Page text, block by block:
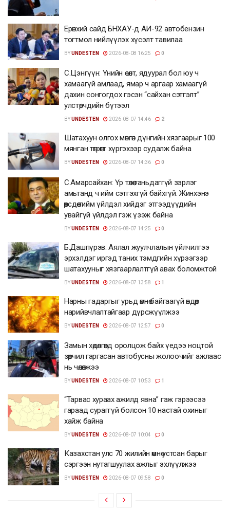
Ерөнхий сайд БНХАУ-д АИ-92 автобензин
тогтмол нийлүүлэх хүсэлт тавилаа
BYUNDESTEN 2026-08-08 16:25 0
С.Цэнгүүн: Үнийн өсөлт, ядуурал бол юу ч
хамаагүй амлаад, ямар ч аргаар хамаагүй
дахин сонгогдох гэсэн “сайхан сэтгэлт”
улстөрчдийн бүтээл
BYUNDESTEN 2026-08-07 14:46 2
Шатахуун олгох мөнгөн дүнгийн хязгаарыг 100
мянган төгрөгт хүргэхээр судалж байна
BYUNDESTEN 2026-08-07 14:36 0
С.Амарсайхан: Үр төлөө таньдаггүй зэрлэг
амьтанд ч ийм сэтгэхгүй байхгүй. Жинхэнэ
өөрсдөө тийм үйлдэл хийдэг этгээдүүдийн
увайгүй үйлдэл гэж үзэж байна
BYUNDESTEN 2026-08-07 14:25 0
Б.Дашпүрэв: Аялал жуулчлалын үйлчилгээ
эрхэлдэг иргэд таних тэмдгийн хүрээгээр
шатахууныг хязгаарлалтгүй авах боломжтой
BYUNDESTEN 2026-08-07 13:58 1
Нарны гадаргыг урьд өмнө байгаагүй өндөр
нарийвчлалтайгаар дүрсжүүлжээ
BYUNDESTEN 2026-08-07 12:57 0
Замын хөдөлгөөнд оролцож байх үедээ ноцтой
зөрчил гаргасан автобусны жолоочийг ажлаас
нь чөлөөлжээ
BYUNDESTEN 2026-08-07 10:53 1
“Тарвас хураах ажилд явна” гэж гэрээсээ
гараад сураггүй болсон 10 настай охиныг
хайж байна
BYUNDESTEN 2026-08-07 10:04 0
Казахстан улс 70 жилийн өмнө устсан барыг
сэргээн нутагшуулах ажлыг эхлүүлжээ
BYUNDESTEN 2026-08-07 09:58 0